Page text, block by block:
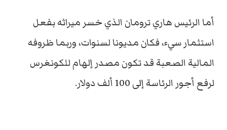
أما الرئيس هاري ترومان الذي خسر ميراثه بفعل
استثمار سيء، فكان مديونا لسنوات، وربما ظروفه
المالية الصعبة قد تكون مصدر إلهام للكونغرس
لرفع أجور الرئاسة إلى 100 ألف دولار.